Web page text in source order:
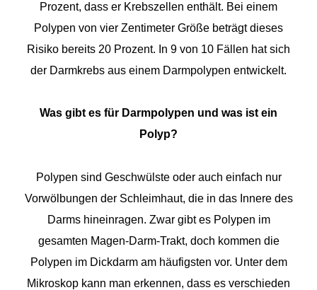
Prozent, dass er Krebszellen enthält. Bei einem
Polypen von vier Zentimeter Größe beträgt dieses
Risiko bereits 20 Prozent. In 9 von 10 Fällen hat sich
der Darmkrebs aus einem Darmpolypen entwickelt.
Was gibt es für Darmpolypen und was ist ein
Polyp?
Polypen sind Geschwülste oder auch einfach nur
Vorwölbungen der Schleimhaut, die in das Innere des
Darms hineinragen. Zwar gibt es Polypen im
gesamten Magen-Darm-Trakt, doch kommen die
Polypen im Dickdarm am häufigsten vor. Unter dem
Mikroskop kann man erkennen, dass es verschieden